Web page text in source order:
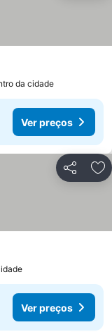
da cidade
Ver preços
Partilhar
Ver preços